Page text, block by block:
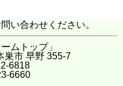
い合わせください。
ムトップ」
巣市 早野 355-7
6818
6660